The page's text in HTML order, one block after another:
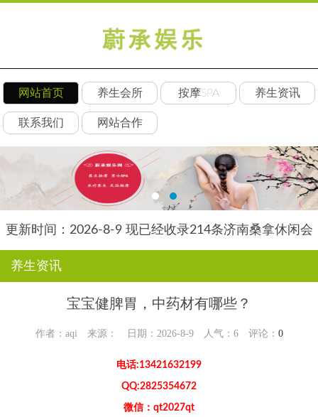
网站首页 养生会所 按摩SPA 养生资讯
联系我们 网站合作
更新时间：2026-8-9 现已经收录214条济南桑拿休闲会
养生资讯
宝宝健脾胃，中药材有哪些？
作者：aqi 来源： 日期：2026-8-9 人气： 6评论： 0
电话:13421632199
QQ:2825354672
微信：qt2027qt